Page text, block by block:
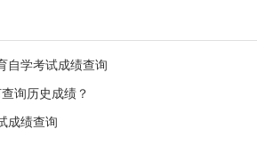
自学考试成绩查询
询历史成绩？
成绩查询